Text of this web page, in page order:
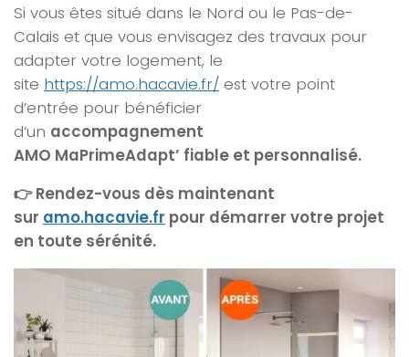
Si vous êtes situé dans le Nord ou le Pas-de-
Calais et que vous envisagez des travaux pour
adapter votre logement, le
site https://amo.hacavie.fr/ est votre point
d’entrée pour bénéficier
d’un accompagnement
AMO MaPrimeAdapt’ fiable et personnalisé.
👉 Rendez-vous dès maintenant
sur amo.hacavie.fr pour démarrer votre projet
en toute sérénité.